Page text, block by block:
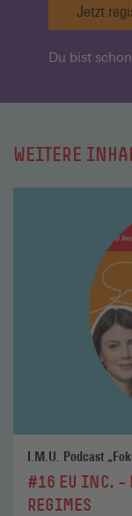
Jetzt
Du bist
WEITERE
I.M.U. Podcast
#16 EU INC. –
REGIMES